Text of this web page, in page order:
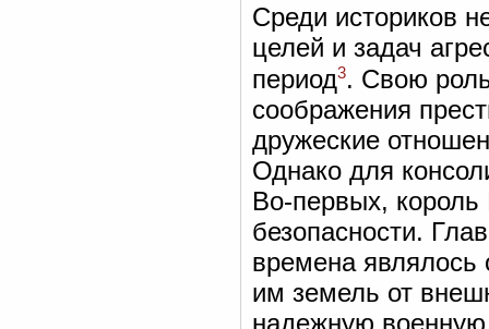
Среди историков
целей и задач
период3. Свою
соображения
дружеские
Однако для
Во-первых,
безопасности.
времена являлось
им земель от
надежную